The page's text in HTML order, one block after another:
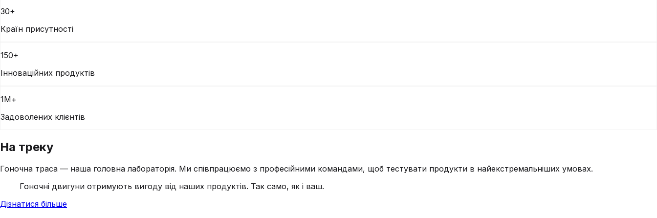
30+
Країн присутності
150+
Інноваційних продуктів
1М+
Задоволених клієнтів
На треку
Гоночна траса — наша головна лабораторія. Ми співпрацюємо з професійними командами, щоб тестувати продукти в найекстремальніших умовах.
Гоночні двигуни отримують вигоду від наших продуктів. Так само, як і ваш.
Дізнатися більше